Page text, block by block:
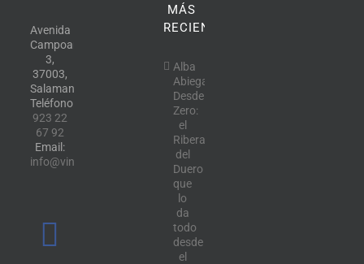
Avenida
Campoamor,
3,
37003,
Salamanca.
Teléfono:
923 22
67 92
Email:
info@vinotecalavendimia.es
MÁS
RECIENTE
Alba
Abiega
Desde
Zero:
el
Ribera
del
Duero
que
lo
da
todo
desde
el